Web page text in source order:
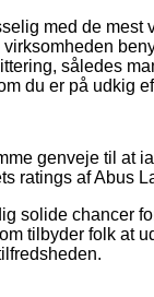
med de
således
du er på udkig
genveje til at
ratings af Abus
solide chancer
tilbyder folk at